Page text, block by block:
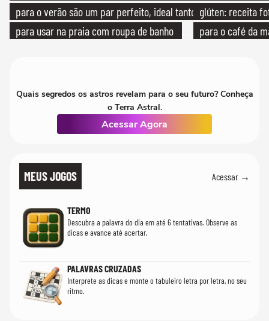
para o verão são um par perfeito, ideal tanto
para usar na praia com roupa de banho
glúten: receita
para o café da
Quais segredos os astros revelam para o seu futuro? Conheça
o Terra Astral.
Acessar Agora
MEUS JOGOS Acessar →
TERMO
Descubra a palavra do dia em até 6 tentativas. Observe as
dicas e avance até acertar.
PALAVRAS CRUZADAS
Interprete as dicas e monte o tabuleiro letra por letra, no seu
ritmo.